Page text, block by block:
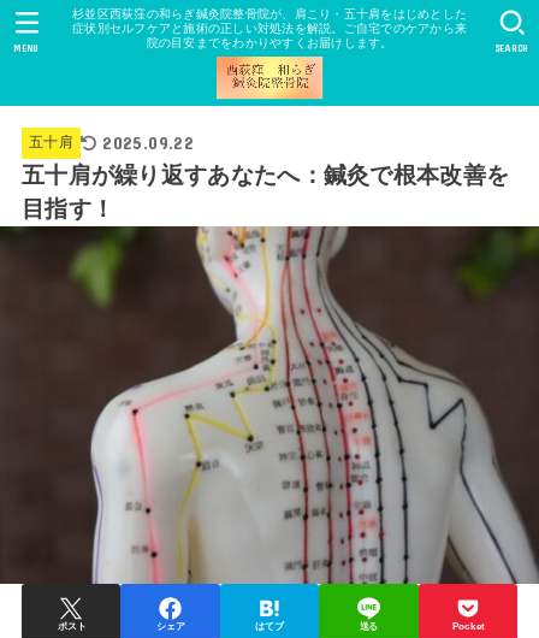
杉並区西荻窪の和らぎ鍼灸院整骨院が、肩こり・五十肩をはじめとした
症状別セルフケアと施術の正しい対処法を解説。ご自宅でのケアから来
院の目安までをわかりやすくお届けします。
SEARCH
MENU
五十肩 2025.09.22
五十肩が繰り返すあなたへ：鍼灸で根本改善を
目指す！
ポスト シェア はてブ 送る Pocket